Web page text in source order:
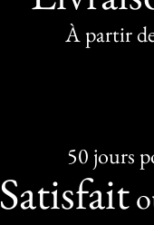
À partir
50 jours
Satisfait